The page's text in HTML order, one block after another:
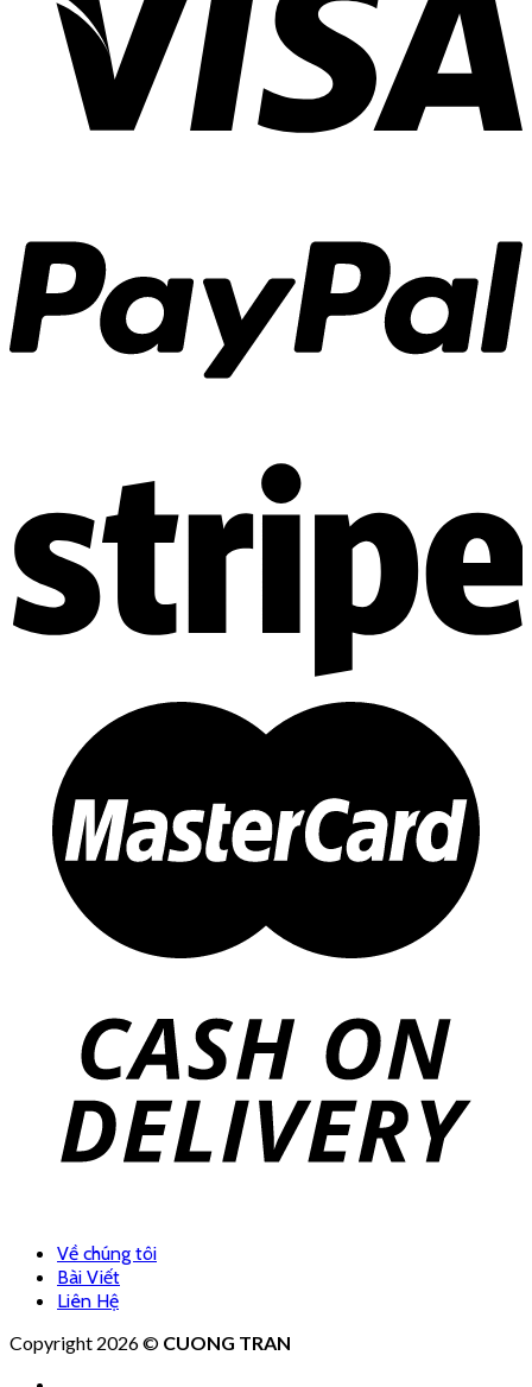
Về chúng tôi
Bài Viết
Liên Hệ
Copyright 2026 © CUONG TRAN